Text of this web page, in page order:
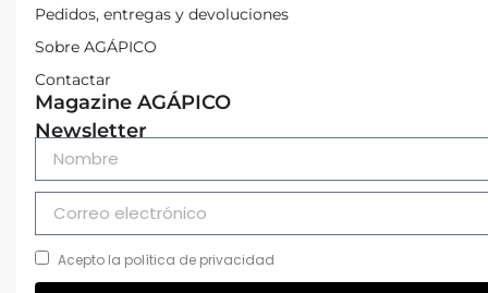
Pedidos, entregas y devoluciones
Sobre AGÁPICO
Contactar
Magazine AGÁPICO
Newsletter
Acepto la política de privacidad